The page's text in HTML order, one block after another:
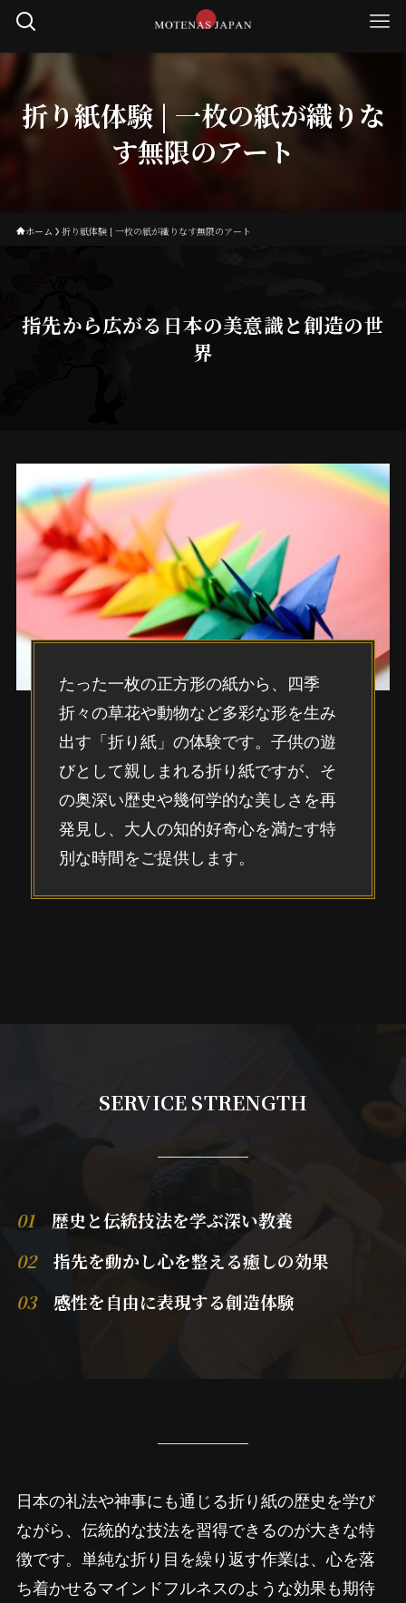
折り紙体験 | 一枚の紙が織りな
す無限のアート
ホーム 折り紙体験 | 一枚の紙が織りなす無限のアート
指先から広がる日本の美意識と創造の世
界
たった一枚の正方形の紙から、四季
折々の草花や動物など多彩な形を生み
出す「折り紙」の体験です。子供の遊
びとして親しまれる折り紙ですが、そ
の奥深い歴史や幾何学的な美しさを再
発見し、大人の知的好奇心を満たす特
別な時間をご提供します。
SERVICE STRENGTH
01歴史と伝統技法を学ぶ深い教養
02指先を動かし心を整える癒しの効果
03感性を自由に表現する創造体験
日本の礼法や神事にも通じる折り紙の歴史を学び
ながら、伝統的な技法を習得できるのが大きな特
徴です。単純な折り目を繰り返す作業は、心を落
ち着かせるマインドフルネスのような効果も期待